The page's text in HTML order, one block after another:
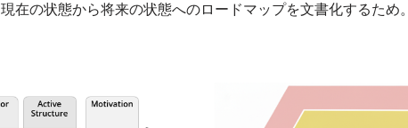
現在の状態から将来の状態へのロードマップを文書化するため。